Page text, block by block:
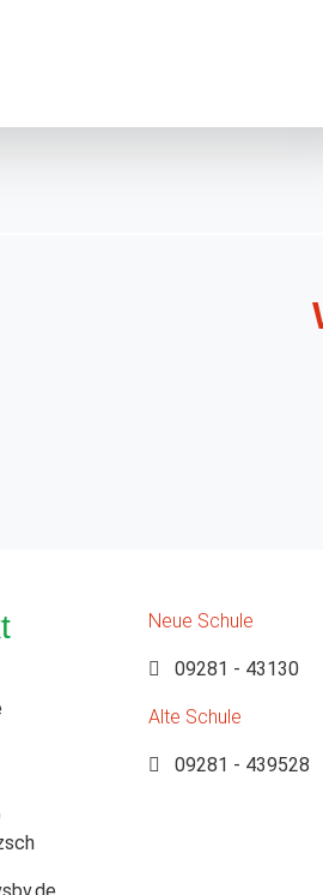
Neue Schule
09281 - 43130
Alte Schule
09281 - 439528